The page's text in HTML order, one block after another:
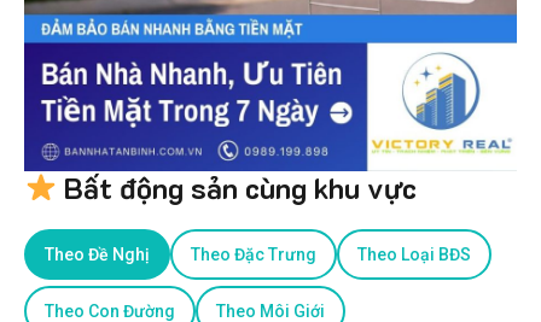
Bất động sản cùng khu vực
Theo Đề Nghị Theo Đặc Trưng Theo Loại BĐS
Theo Con Đường Theo Môi Giới